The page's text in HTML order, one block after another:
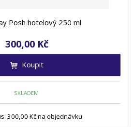
Posh hotelový 250 ml
300,00 Kč
Koupit
SKLADEM
300,00 Kč na objednávku